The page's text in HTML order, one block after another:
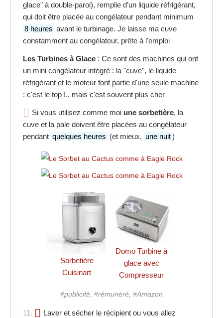
glace" à double-paroi), remplie d’un liquide réfrigérant,
qui doit être placée au congélateur pendant minimum
8 heures avant le turbinage. Je laisse ma cuve
constamment au congélateur, prête à l'emploi
Les Turbines à Glace : Ce sont des machines qui ont
un mini congélateur intégré : la "cuve", le liquide
réfrigérant et le moteur font partie d'une seule machine
: c'est le top !.. mais c'est souvent plus cher
Si vous utilisez comme moi une sorbetière, la
cuve et la pale doivent être placées au congélateur
pendant quelques heures (et mieux, une nuit)
Sorbetière
Cuisinart
Domo Turbine à
glace avec
Compresseur
#publicité, #rémunéré, #Amazon
11.
Laver et sécher le récipient ou vous allez